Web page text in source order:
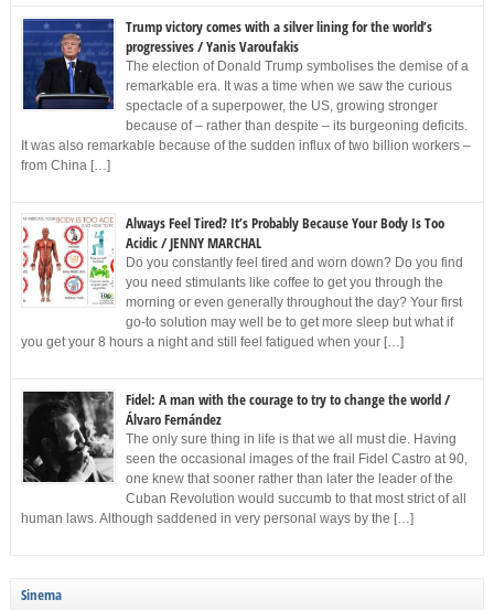
Trump victory comes with a silver lining for the world’s
progressives / Yanis Varoufakis
The election of Donald Trump symbolises the demise of a
remarkable era. It was a time when we saw the curious
spectacle of a superpower, the US, growing stronger
because of – rather than despite – its burgeoning deficits.
It was also remarkable because of the sudden influx of two billion workers –
from China […]
Always Feel Tired? It’s Probably Because Your Body Is Too
Acidic / JENNY MARCHAL
Do you constantly feel tired and worn down? Do you find
you need stimulants like coffee to get you through the
morning or even generally throughout the day? Your first
go-to solution may well be to get more sleep but what if
you get your 8 hours a night and still feel fatigued when your […]
Fidel: A man with the courage to try to change the world /
Álvaro Fernández
The only sure thing in life is that we all must die. Having
seen the occasional images of the frail Fidel Castro at 90,
one knew that sooner rather than later the leader of the
Cuban Revolution would succumb to that most strict of all
human laws. Although saddened in very personal ways by the […]
Sinema